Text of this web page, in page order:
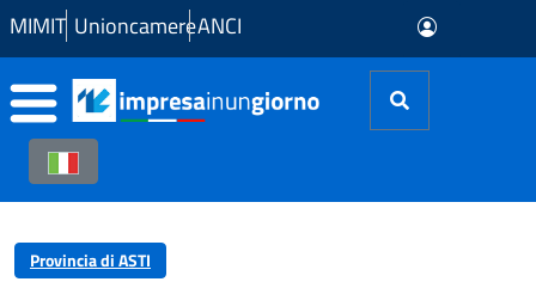
Skip to Main Content
MIMIT UnioncamereANCI
Provincia di ASTI